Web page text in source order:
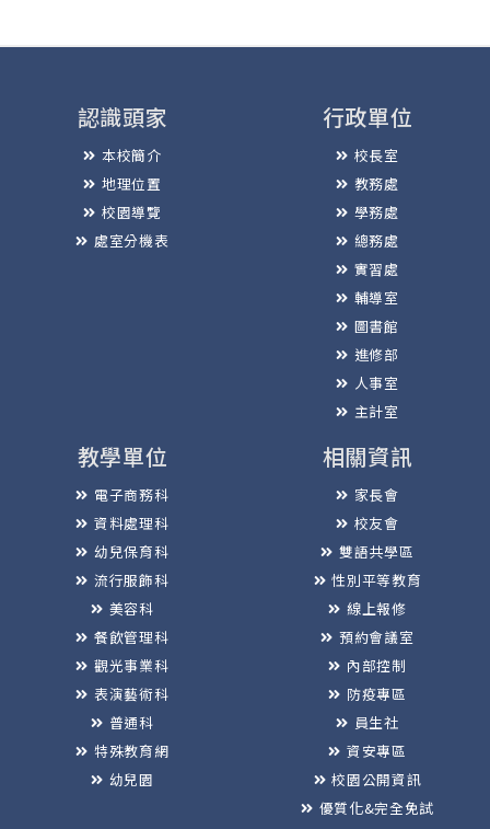
認識頭家
本校簡介
地理位置
校園導覽
處室分機表
行政單位
校長室
教務處
學務處
總務處
實習處
輔導室
圖書館
進修部
人事室
主計室
教學單位
電子商務科
資料處理科
幼兒保育科
流行服飾科
美容科
餐飲管理科
觀光事業科
表演藝術科
普通科
特殊教育網
幼兒園
相關資訊
家長會
校友會
雙語共學區
性別平等教育
線上報修
預約會議室
內部控制
防疫專區
員生社
資安專區
校園公開資訊
優質化&完全免試